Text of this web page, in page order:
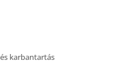
karbantartás